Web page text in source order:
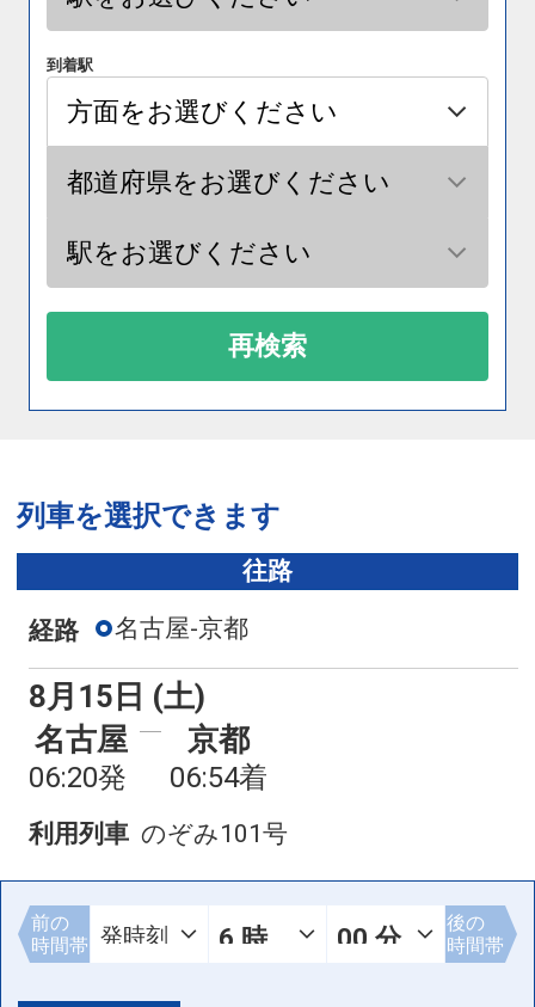
到着駅
再検索
列車を選択できます
往路
経路 名古屋-京都
8月15日 (土)
名古屋
06:20発
京都
06:54着
利用列車 のぞみ101号
前の
時間帯
後の
時間帯